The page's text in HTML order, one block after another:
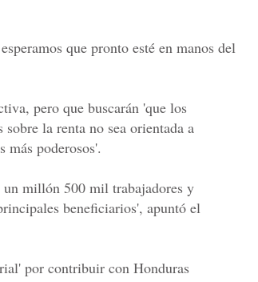
que pronto esté en manos del
pero que buscarán 'que los
la renta no sea orientada a
más poderosos'.
un millón 500 mil trabajadores y
beneficiarios', apuntó el
por contribuir con Honduras